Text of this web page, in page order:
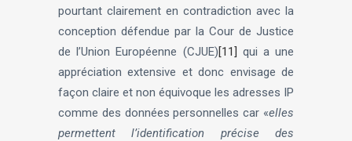
pourtant clairement en contradiction avec la
conception défendue par la Cour de Justice
de l’Union Européenne (CJUE)[11] qui a une
appréciation extensive et donc envisage de
façon claire et non équivoque les adresses IP
comme des données personnelles car «elles
permettent l’identification précise des